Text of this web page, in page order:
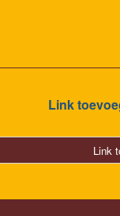
Link
Link